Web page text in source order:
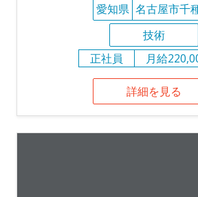
愛知県 名古屋市千
技術
正社員
月給
詳細を見る